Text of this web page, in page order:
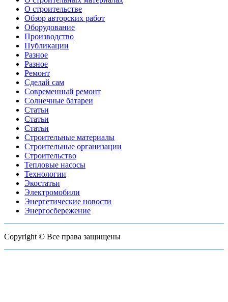
О строительстве
Обзор авторских работ
Оборудование
Производство
Публикации
Разное
Разное
Ремонт
Сделай сам
Современный ремонт
Солнечные батареи
Статьи
Статьи
Статьи
Строительные материалы
Строительные организации
Строительство
Тепловые насосы
Технологии
Экостатьи
Электромобили
Энергетические новости
Энергосбережение
Copyright © Все права защищены